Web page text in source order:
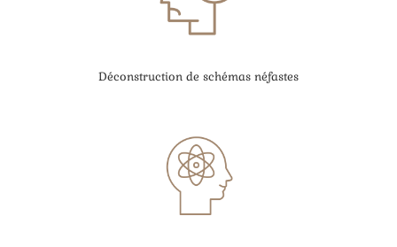
Déconstruction de schémas néfastes